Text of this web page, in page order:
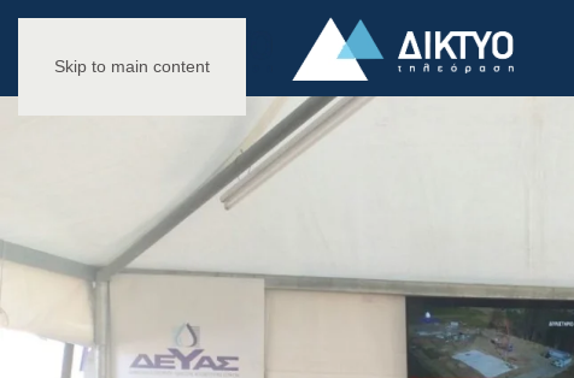
Skip to main content